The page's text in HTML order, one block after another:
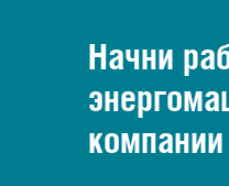
Начни